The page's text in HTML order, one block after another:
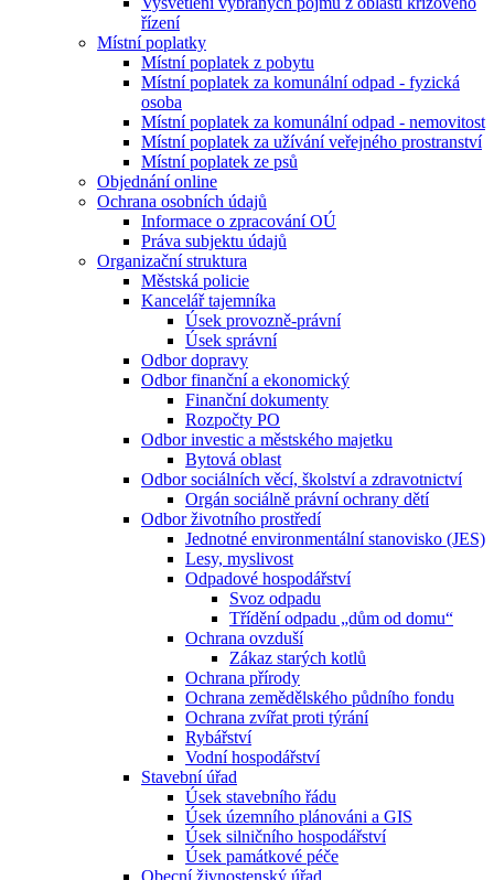
řízení
Místní poplatky
Místní poplatek z pobytu
Místní poplatek za komunální odpad - fyzická
osoba
Místní poplatek za komunální odpad - nemovitost
Místní poplatek za užívání veřejného prostranství
Místní poplatek ze psů
Objednání online
Ochrana osobních údajů
Informace o zpracování OÚ
Práva subjektu údajů
Organizační struktura
Městská policie
Kancelář tajemníka
Úsek provozně-právní
Úsek správní
Odbor dopravy
Odbor finanční a ekonomický
Finanční dokumenty
Rozpočty PO
Odbor investic a městského majetku
Bytová oblast
Odbor sociálních věcí, školství a zdravotnictví
Orgán sociálně právní ochrany dětí
Odbor životního prostředí
Jednotné environmentální stanovisko (JES)
Lesy, myslivost
Odpadové hospodářství
Svoz odpadu
Třídění odpadu „dům od domu“
Ochrana ovzduší
Zákaz starých kotlů
Ochrana přírody
Ochrana zemědělského půdního fondu
Ochrana zvířat proti týrání
Rybářství
Vodní hospodářství
Stavební úřad
Úsek stavebního řádu
Úsek územního plánováni a GIS
Úsek silničního hospodářství
Úsek památkové péče
Obecní živnostenský úřad